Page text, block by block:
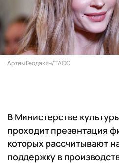
Артем Геодакян/ТАСС
В Министерстве
проходит презентация
которых рассчитывают
поддержку в